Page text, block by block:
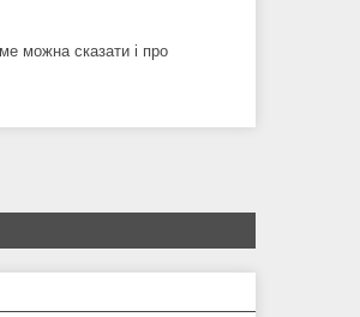
можна сказати і про